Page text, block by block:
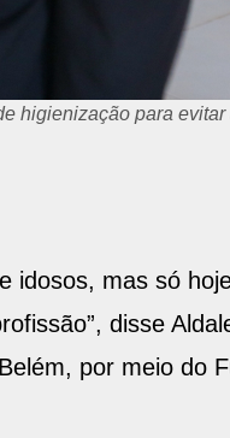
higienização para
idosos, mas só
disse
por meio do